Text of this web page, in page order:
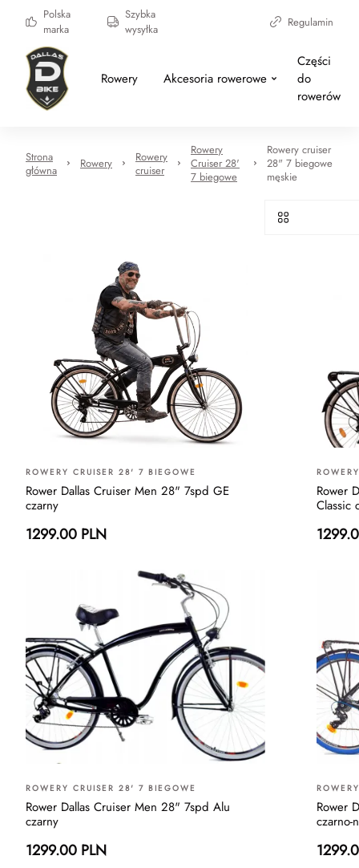
Polska
marka
Szybka
wysyłka
Regulamin
Rowery Akcesoria rowerowe
Części
do
rowerów
Strona
główna
Rowery
Rowery
cruiser
Rowery
Cruiser 28'
7 biegowe
Rowery cruiser
28" 7 biegowe
męskie
ROWERY CRUISER 28' 7 BIEGOWE
Rower Dallas Cruiser Men 28" 7spd GE
czarny
1299.00 PLN
Rower
Classic
ROWERY CRUISER 28' 7 BIEGOWE
Rower Dallas Cruiser Men 28" 7spd Alu
czarny
1299.00 PLN
Rower
czarno-